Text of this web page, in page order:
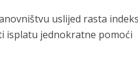
uslijed rasta
isplatu jednokratne pomoći